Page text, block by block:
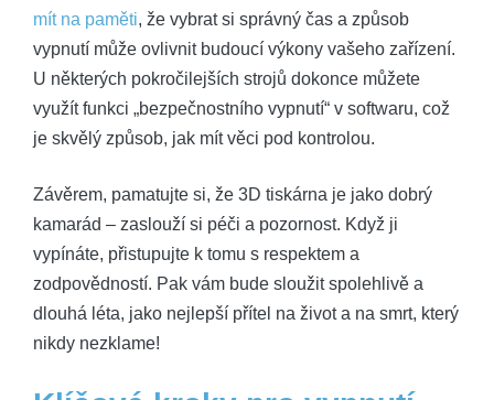
mít na paměti, že vybrat si správný čas a způsob
vypnutí může ovlivnit budoucí výkony vašeho zařízení.
U některých pokročilejších strojů dokonce můžete
využít funkci „bezpečnostního vypnutí“ v softwaru, což
je skvělý způsob, jak mít věci pod kontrolou.
Závěrem, pamatujte si, že 3D tiskárna je jako dobrý
kamarád – zaslouží si péči a pozornost. Když ji
vypínáte, přistupujte k tomu s respektem a
zodpovědností. Pak vám bude sloužit spolehlivě a
dlouhá léta, jako nejlepší přítel na život a na smrt, který
nikdy nezklame!